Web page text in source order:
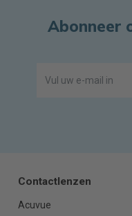
Abonneer
Contactlenzen
Acuvue